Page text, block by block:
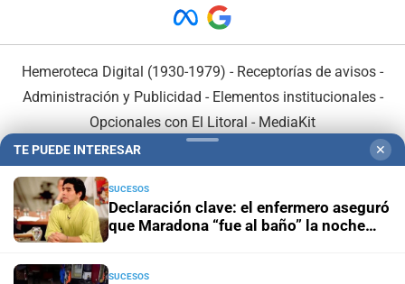
Hemeroteca Digital (1930-1979) - Receptorías de avisos -
Administración y Publicidad - Elementos institucionales-
Opcionales con El Litoral - MediaKit
TE PUEDE INTERESAR ✕
SUCESOS
Declaración clave: el enfermero aseguró
que Maradona “fue al baño” la noche
SUCESOS